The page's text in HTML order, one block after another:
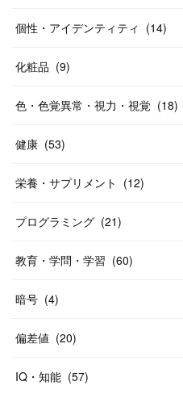
個性・アイデンティティ (14)
化粧品 (9)
色・色覚異常・視力・視覚 (18)
健康 (53)
栄養・サプリメント (12)
プログラミング (21)
教育・学問・学習 (60)
暗号 (4)
偏差値 (20)
IQ・知能 (57)